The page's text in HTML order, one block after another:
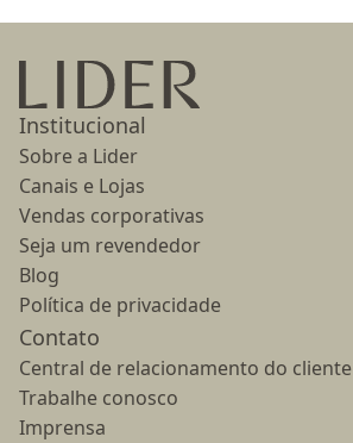
Ir para a página inicial
Institucional
Sobre a Lider
Canais e Lojas
Vendas corporativas
Seja um revendedor
Blog
Política de privacidade
Contato
Central de relacionamento do cliente
Trabalhe conosco
Imprensa